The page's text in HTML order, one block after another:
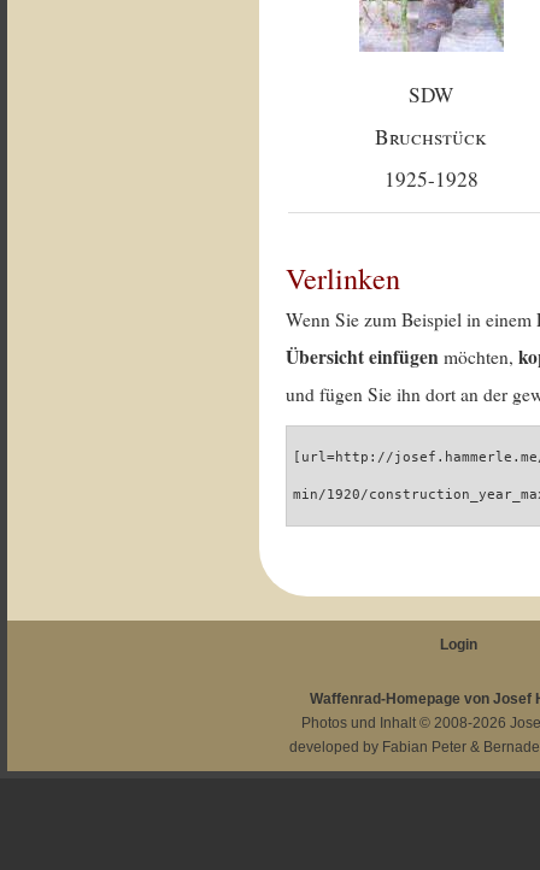
SDW
Bruchstück
1925-1928
Verlinken
Wenn Sie zum Beispiel in
Übersicht einfügen möchten,
und fügen Sie ihn dort an der
[url=http://
min/1920/
Login
Waffenrad-Homepage von Josef
Photos und Inhalt © 2008-2026
developed by Fabian Peter &